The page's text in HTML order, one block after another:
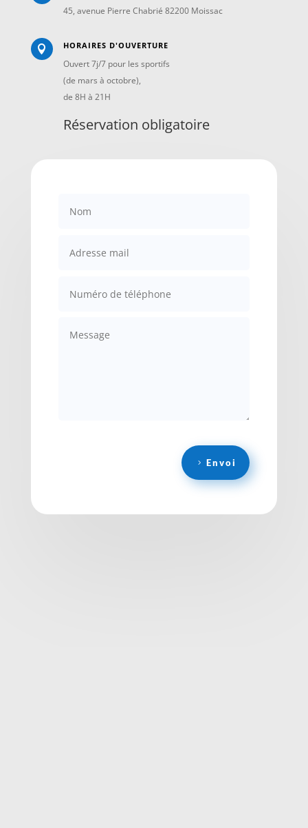
45, avenue Pierre Chabrié 82200 Moissac
 HORAIRES D'OUVERTURE
Ouvert 7j/7 pour les sportifs
(de mars à octobre),
de 8H à 21H
Réservation obligatoire
Envoi